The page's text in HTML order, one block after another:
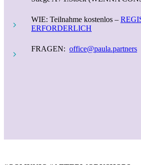
WIE: Teilnahme kostenlos –
ERFORDERLICH
FRAGEN: office@paula.partners